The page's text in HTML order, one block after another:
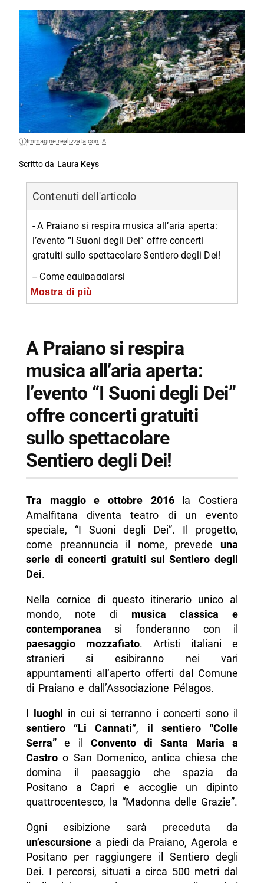
Immagine realizzata con IA
Scritto da Laura Keys
Contenuti dell'articolo
- A Praiano si respira musica all’aria aperta:
l’evento “I Suoni degli Dei” offre concerti
gratuiti sullo spettacolare Sentiero degli Dei!
-- Come equipaggiarsi
-- Programma dei concerti
-- Scopri di più da Napolike.it
Mostra di più
A Praiano si respira
musica all’aria aperta:
l’evento “I Suoni degli Dei”
offre concerti gratuiti
sullo spettacolare
Sentiero degli Dei!
Tra maggio e ottobre 2016la Costiera
Amalfitana diventa teatro di un evento
speciale, “I Suoni degli Dei”. Il progetto,
come preannuncia il nome, prevede una
serie di concerti gratuiti sul Sentiero degli
Dei.
Nella cornice di questo itinerario unico al
mondo, note di musica classica e
contemporanea si fonderanno con il
paesaggio mozzafiato. Artisti italiani e
stranieri si esibiranno nei vari
appuntamenti all’aperto offerti dal Comune
di Praiano e dall’Associazione Pélagos.
I luoghi in cui si terranno i concerti sono il
sentiero “Li Cannati”, il sentiero “Colle
Serra”e il
Convento di Santa Maria a
Castroo San Domenico, antica chiesa che
domina il paesaggio che spazia da
Positano a Capri e accoglie un dipinto
quattrocentesco, la “Madonna delle Grazie”.
Ogni esibizione sarà preceduta da
un’escursionea piedi da Praiano, Agerola e
Positano per raggiungere il Sentiero degli
Dei. I percorsi, situati a circa 500 metri dal